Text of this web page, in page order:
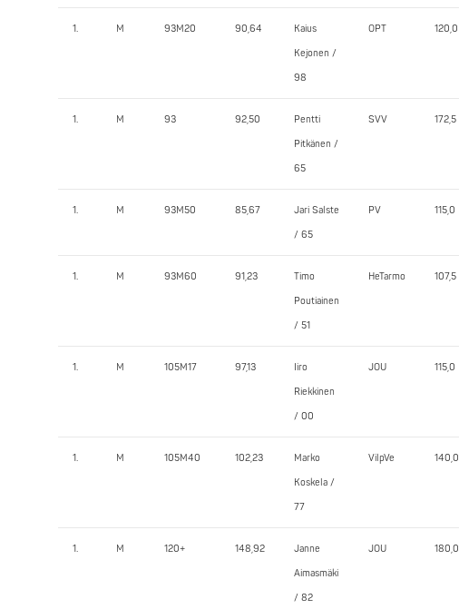
1. M 93M20 90,64 Kaius
Kejonen /
98
OPT 120,0
1. M 93 92,50 Pentti
Pitkänen /
65
SVV 172,5
1. M 93M50 85,67 Jari Salste
/ 65
PV 115,0
1. M 93M60 91,23 Timo
Poutiainen
/ 51
HeTarmo 107,5
1. M 105M17 97,13 Iiro
Riekkinen
/ 00
JOU 115,0
1. M 105M40 102,23 Marko
Koskela /
77
VilpVe 140,0
1. M 120+ 148,92 Janne
Aimasmäki
/ 82
JOU 180,0